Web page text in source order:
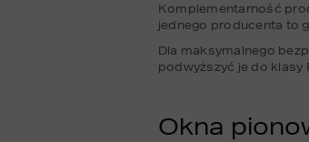
Komplementarność
jednego producenta to
Dla maksymalnego
podwyższyć je do klasy
Okna